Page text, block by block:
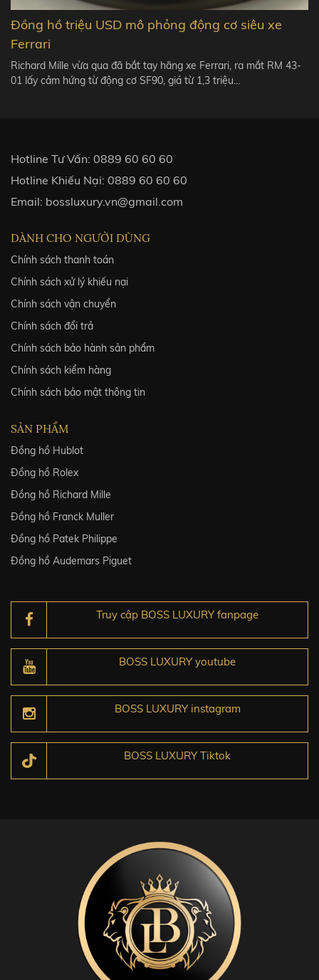
Đồng hồ triệu USD mô phỏng động cơ siêu xe
Ferrari
Richard Mille vừa qua đã bắt tay hãng xe Ferrari, ra mắt RM 43-
01 lấy cảm hứng từ động cơ SF90, giá từ 1,3 triệu…
Hotline Tư Vấn: 0889 60 60 60
Hotline Khiếu Nại: 0889 60 60 60
Email: bossluxury.vn@gmail.com
DÀNH CHO NGƯỜI DÙNG
Chính sách thanh toán
Chính sách xử lý khiếu nại
Chính sách vận chuyển
Chính sách đổi trả
Chính sách bảo hành sản phẩm
Chính sách kiểm hàng
Chính sách bảo mật thông tin
SẢN PHẨM
Đồng hồ Hublot
Đồng hồ Rolex
Đồng hồ Richard Mille
Đồng hồ Franck Muller
Đồng hồ Patek Philippe
Đồng hồ Audemars Piguet
Truy cập BOSS LUXURY fanpage
BOSS LUXURY youtube
BOSS LUXURY instagram
BOSS LUXURY Tiktok